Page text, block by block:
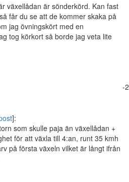
växellådan är sönderkörd. Kan fast
får du se att de kommer skaka på
jag övningskört med en
tog körkort så borde jag veta lite
-2
]:
som skulle paja än växellådan +
för att växla till 4:an, runt 35 kmh
på första växeln vilket är långt ifrån